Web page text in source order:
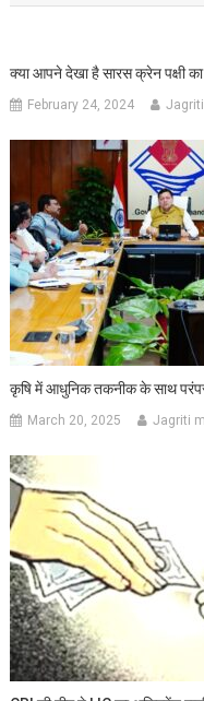
क्या आपने देखा है सारस क्रेन पक्षी
February 24, 2024
कृषि में आधुनिक तकनीक के साथ
March 20, 2025 Jagriti